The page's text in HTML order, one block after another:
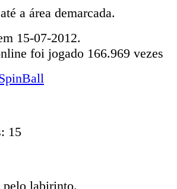
a área demarcada.
15-07-2012.
foi jogado 166.969 vezes
pelo labirinto.